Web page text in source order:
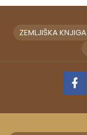
ZEMLJIŠKA KNJIGA